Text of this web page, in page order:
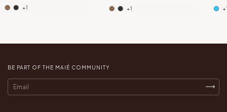
+1
+1
BE PART OF THE MAIÉ COMMUNITY